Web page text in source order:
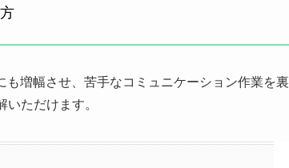
増幅させ、苦手なコミュニケーション作業を裏
ただけます。